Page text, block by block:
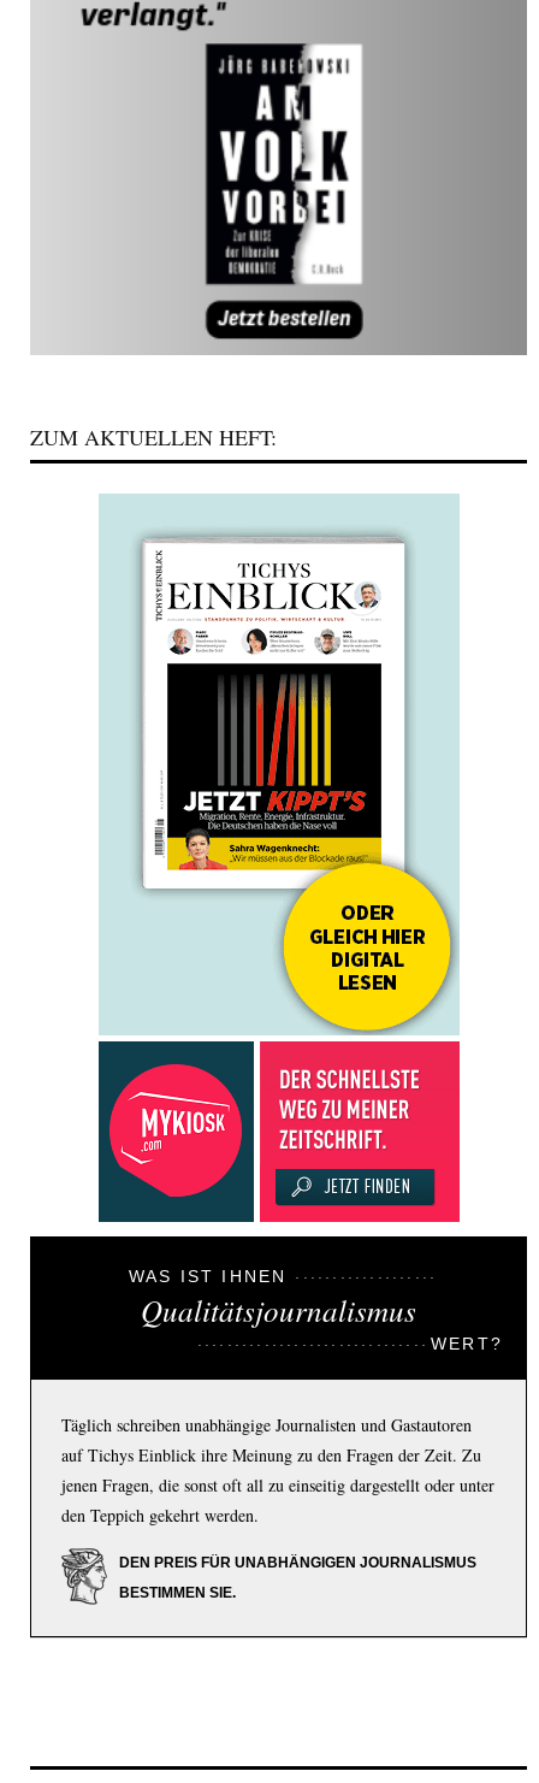
ZUM AKTUELLEN HEFT:
WAS IST IHNEN
Qualitätsjournalismus
WERT?
Täglich schreiben unabhängige Journalisten und Gastautoren
auf Tichys Einblick ihre Meinung zu den Fragen der Zeit. Zu
jenen Fragen, die sonst oft all zu einseitig dargestellt oder unter
den Teppich gekehrt werden.
DEN PREIS FÜR UNABHÄNGIGEN JOURNALISMUS
BESTIMMEN SIE.